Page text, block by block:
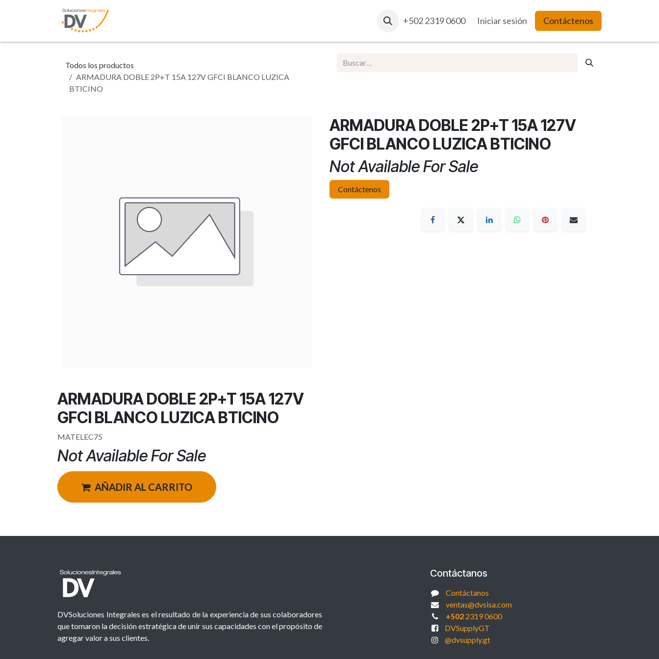
Ventas Corporativas Reportes Web
+502 2319 0600 Iniciar sesión Contáctenos
Todos los productos
ARMADURA DOBLE 2P+T 15A 127V GFCI BLANCO LUZICA
BTICINO
ARMADURA DOBLE 2P+T 15A 127V
GFCI BLANCO LUZICA BTICINO
Not Available For Sale
Contáctenos
ARMADURA DOBLE 2P+T 15A 127V
GFCI BLANCO LUZICA BTICINO
MATELEC75
Not Available For Sale
AÑADIR AL CARRITO
DVSoluciones Integrales es el resultado de la experiencia de sus colaboradores
que tomaron la decisión estratégica de unir sus capacidades con el propósito de
agregar valor a sus clientes.
Contáctanos
Contáctanos
ventas@dvsisa.com
+5022319 0600
DVSupplyGT
@dvsupply.gt